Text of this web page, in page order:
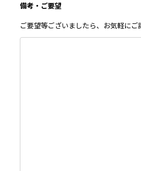
備考・ご要望
ご要望等ございましたら、お気軽にご